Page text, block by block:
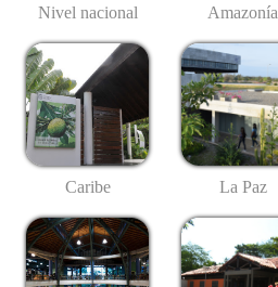
Nivel nacional Amazonía
Caribe La Paz